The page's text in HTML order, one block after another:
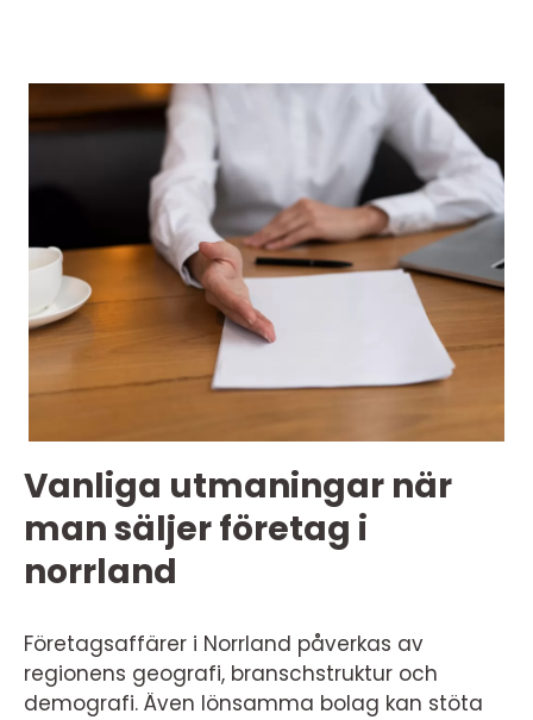
Vanliga utmaningar när
man säljer företag i
norrland
Företagsaffärer i Norrland påverkas av
regionens geografi, branschstruktur och
demografi. Även lönsamma bolag kan stöta